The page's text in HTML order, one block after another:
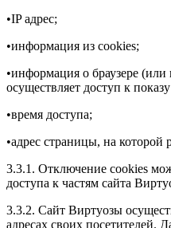
•IP адрес;
•информация из cookies;
•информация о браузере
осуществляет доступ к
•время доступа;
•адрес страницы, на
3.3.1. Отключение cookies
доступа к частям сайта
3.3.2. Сайт Виртуозы
адресах своих посетителей.